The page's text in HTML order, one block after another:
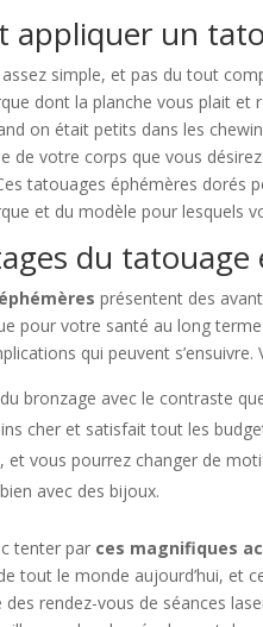
appliquer un
simple, et pas du tout
dont la planche vous plait
on était petits dans les
de votre corps que vous
tatouages éphémères dorés
et du modèle pour lesquels
du
présentent des
pour votre santé au long
qui peuvent
bronzage avec le contraste
cher et satisfait tout les
et vous pourrez changer de
avec des bijoux.
tenter par ces magnifiques
tout le monde aujourd’hui, et
rendez-vous de séances